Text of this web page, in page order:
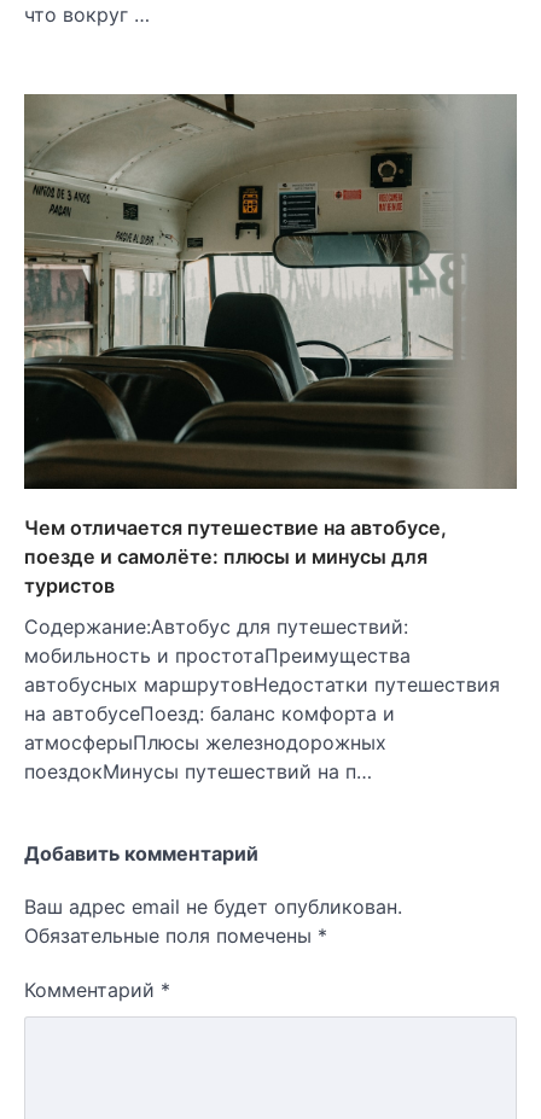
что вокруг …
Чем отличается путешествие на автобусе,
поезде и самолёте: плюсы и минусы для
туристов
Содержание:Автобус для путешествий:
мобильность и простотаПреимущества
автобусных маршрутовНедостатки путешествия
на автобусеПоезд: баланс комфорта и
атмосферыПлюсы железнодорожных
поездокМинусы путешествий на п…
Добавить комментарий
Ваш адрес email не будет опубликован.
Обязательные поля помечены *
Комментарий *